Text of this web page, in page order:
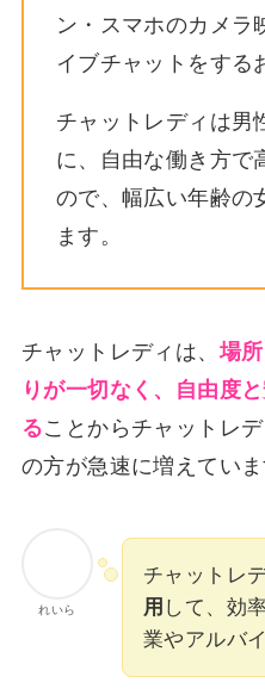
ン・スマホのカメラ
イブチャットをする
チャットレディは男
に、自由な働き方で
ので、幅広い年齢の
ます。
チャットレディは、場
りが一切なく、自由度
ることからチャットレ
の方が急速に増えていま
れいら
チャットレ
用 して、効
業やアルバ